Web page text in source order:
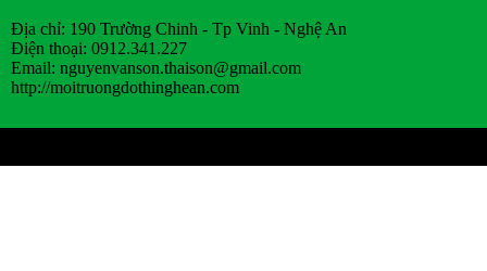
Địa chỉ: 190 Trường Chinh - Tp Vinh - Nghệ An
Điện thoại: 0912.341.227
Email: nguyenvanson.thaison@gmail.com
http://moitruongdothinghean.com